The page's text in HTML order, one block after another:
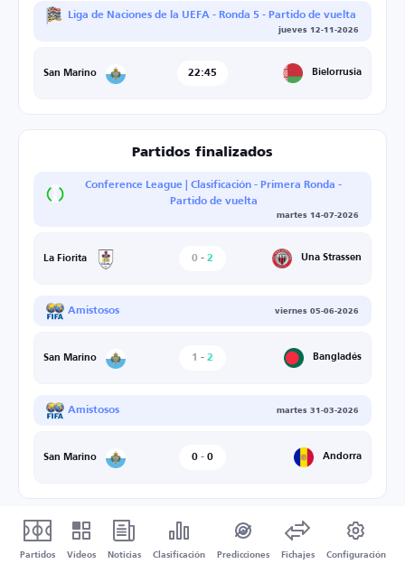
Liga de Naciones de la UEFA - Ronda 5 - Partido de vuelta
jueves 12-11-2026
San Marino 22:45 Bielorrusia
Partidos finalizados
Conference League | Clasificación - Primera Ronda -
Partido de vuelta
martes 14-07-2026
La Fiorita 0 - 2 Una Strassen
Amistosos viernes 05-06-2026
San Marino 1 - 2 Bangladés
Amistosos martes 31-03-2026
San Marino 0 - 0 Andorra
Partidos Vídeos Noticias Clasificación Predicciones Fichajes Configuración